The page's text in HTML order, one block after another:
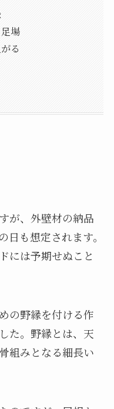
場
る
が、外壁材の納品
も想定されます。
には予期せぬこと
の野縁を付ける作
た。野縁とは、天
組みとなる細長い